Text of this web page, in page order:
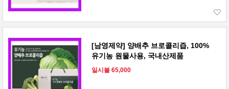
[남영제약] 양배추 브로콜리즙, 100%
유기농 원물사용, 국내산제품
일시불 65,000